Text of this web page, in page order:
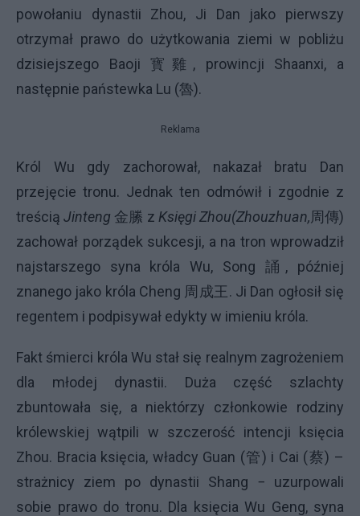
powołaniu dynastii Zhou, Ji Dan jako pierwszy
otrzymał prawo do użytkowania ziemi w pobliżu
dzisiejszego Baoji 寳雞, prowincji Shaanxi, a
następnie państewka Lu (魯).
Reklama
Król Wu gdy zachorował, nakazał bratu Dan
przejęcie tronu. Jednak ten odmówił i zgodnie z
treściąJinteng 金縢 z Księgi Zhou(Zhouzhuan, 周傳)
zachował porządek sukcesji, a na tron wprowadził
najstarszego syna króla Wu, Song 誦, później
znanego jako króla Cheng 周成王. Ji Dan ogłosił się
regentem i podpisywał edykty w imieniu króla.
Fakt śmierci króla Wu stał się realnym zagrożeniem
dla młodej dynastii. Duża część szlachty
zbuntowała się, a niektórzy członkowie rodziny
królewskiej wątpili w szczerość intencji księcia
Zhou. Bracia księcia, władcy Guan (管) i Cai (蔡) –
strażnicy ziem po dynastii Shang − uzurpowali
sobie prawo do tronu. Dla księcia Wu Geng, syna